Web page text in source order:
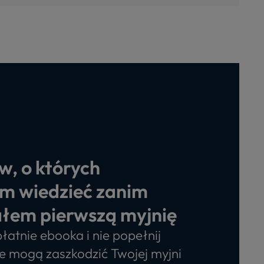
o których
wiedzieć zanim
pierwszą myjnię
ebooka i nie popełnij
mogą zaszkodzić Twojej myjni